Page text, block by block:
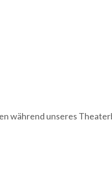
während unseres